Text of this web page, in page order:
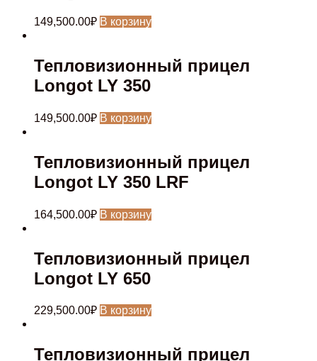
149,500.00₽ В корзину
Тепловизионный прицел
Longot LY 350
149,500.00₽ В корзину
Тепловизионный прицел
Longot LY 350 LRF
164,500.00₽ В корзину
Тепловизионный прицел
Longot LY 650
229,500.00₽ В корзину
Тепловизионный прицел